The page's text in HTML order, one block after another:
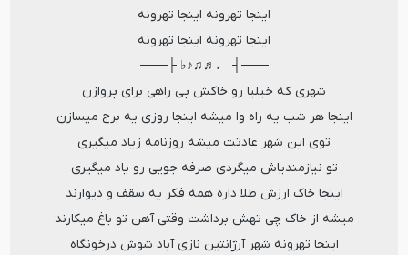
اینجا تهرونه اینجا تهرونه
اینجا تهرونه اینجا تهرونه
───┤ ♩♬♫♪♭ ├───
شهری که خیلیا رو خاکش پی راهی برای پروازن
اینجا هر شب یه راه وا میشه اینجا روزی یه برج میسازن
توی این شهر عادتت میشه روزنامه زیاد میگیری
تو نیازمندیاش میگردی صرفه جویی رو یاد میگیری
اینجا خاک ارزش طلا داره همه فکر یه سقف و دیوارند
میشه از خاک چی تهش برداشت وقتی آهن تو باغ میکارند
اینجا تهرونه شهر آرژانتین نازی آباد شوش درخونگاه